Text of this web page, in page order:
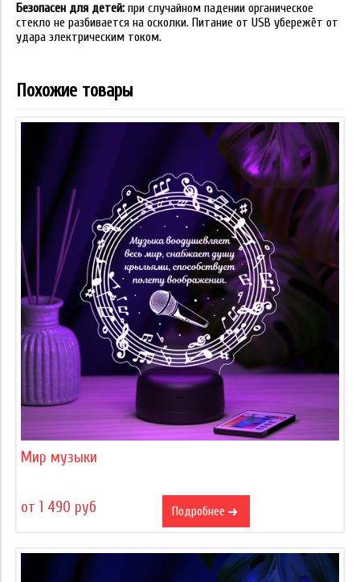
Безопасен для детей: при случайном падении органическое
стекло не разбивается на осколки. Питание от USB убережёт от
удара электрическим током.
Похожие товары
Мир музыки
от 1 490 руб Подробнее